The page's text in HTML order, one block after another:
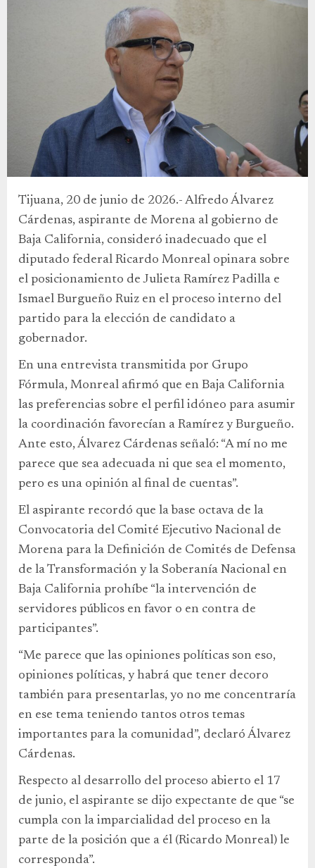
Tijuana, 20 de junio de 2026.- Alfredo Álvarez
Cárdenas, aspirante de Morena al gobierno de
Baja California, consideró inadecuado que el
diputado federal Ricardo Monreal opinara sobre
el posicionamiento de Julieta Ramírez Padilla e
Ismael Burgueño Ruiz en el proceso interno del
partido para la elección de candidato a
gobernador.
En una entrevista transmitida por Grupo
Fórmula, Monreal afirmó que en Baja California
las preferencias sobre el perfil idóneo para asumir
la coordinación favorecían a Ramírez y Burgueño.
Ante esto, Álvarez Cárdenas señaló: “A mí no me
parece que sea adecuada ni que sea el momento,
pero es una opinión al final de cuentas”.
El aspirante recordó que la base octava de la
Convocatoria del Comité Ejecutivo Nacional de
Morena para la Definición de Comités de Defensa
de la Transformación y la Soberanía Nacional en
Baja California prohíbe “la intervención de
servidores públicos en favor o en contra de
participantes”.
“Me parece que las opiniones políticas son eso,
opiniones políticas, y habrá que tener decoro
también para presentarlas, yo no me concentraría
en ese tema teniendo tantos otros temas
importantes para la comunidad”, declaró Álvarez
Cárdenas.
Respecto al desarrollo del proceso abierto el 17
de junio, el aspirante se dijo expectante de que “se
cumpla con la imparcialidad del proceso en la
parte de la posición que a él (Ricardo Monreal) le
corresponda”.